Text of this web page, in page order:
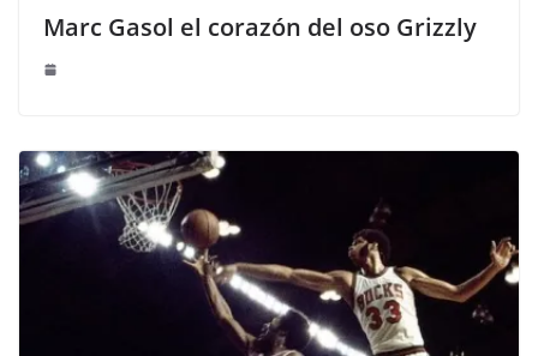
Marc Gasol el corazón del oso Grizzly